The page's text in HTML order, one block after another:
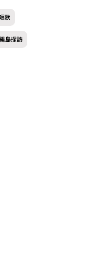
歌
島探訪